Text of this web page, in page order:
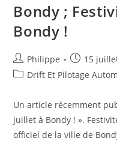
Bondy ;
Bondy !
Auteur/autrice
de
Philippe
Post
published:
15
PostDrift Et Pilotage
Un article récemment
juillet à Bondy ! ».
officiel de la ville de